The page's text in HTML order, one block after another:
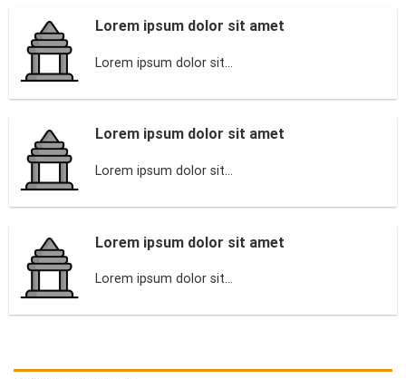
Lorem ipsum dolor sit amet
Lorem ipsum dolor sit...
Lorem ipsum dolor sit amet
Lorem ipsum dolor sit...
Lorem ipsum dolor sit amet
Lorem ipsum dolor sit...